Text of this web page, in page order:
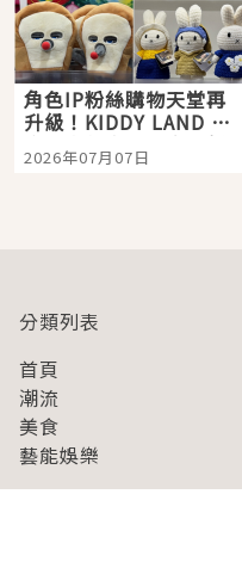
角色IP粉絲購物天堂再
升級！KIDDY LAND 原
宿店吉伊卡哇迎客，新
開幕 OMOKADO 店3分
2026年07月07日
分類列表
首頁
潮流
美食
藝能娛樂